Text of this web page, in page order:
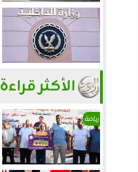
الأكثر قراءة
رياضة